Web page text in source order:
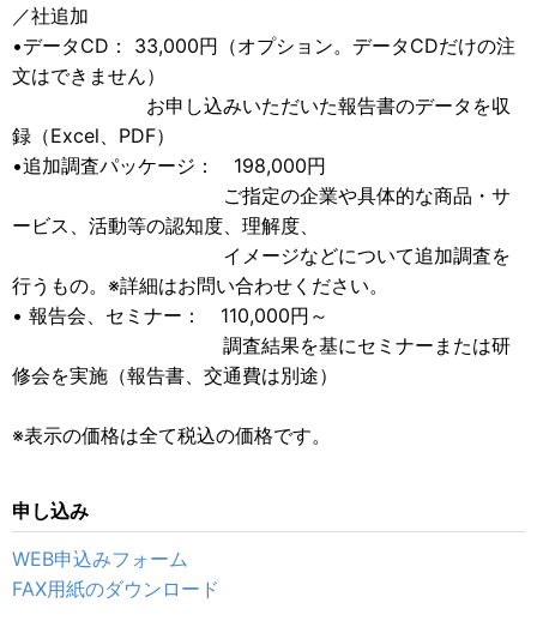
／社追加
•データCD： 33,000円（オプション。データCDだけの注
文はできません）
お申し込みいただいた報告書のデータを収
録（Excel、PDF）
•追加調査パッケージ： 198,000円
ご指定の企業や具体的な商品・サ
ービス、活動等の認知度、理解度、
イメージなどについて追加調査を
行うもの。※詳細はお問い合わせください。
• 報告会、セミナー： 110,000円～
調査結果を基にセミナーまたは研
修会を実施（報告書、交通費は別途）
※表示の価格は全て税込の価格です。
申し込み
WEB申込みフォーム
FAX用紙のダウンロード